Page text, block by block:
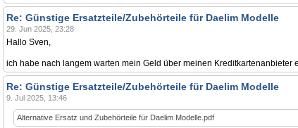
Re: Günstige Ersatzteile/Zubehörteile für Daelim Modelle
29. Jun 2025, 23:28
Hallo Sven,
ich habe nach langem warten mein Geld über meinen
Re: Günstige Ersatzteile/Zubehörteile für Daelim Modelle
9. Jul 2025, 13:46
Alternative Ersatz und Zubehörteile für Daelim Modelle.pdf